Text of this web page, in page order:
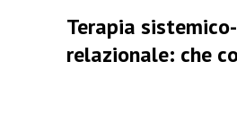
Terapia sistemico-
relazionale: che